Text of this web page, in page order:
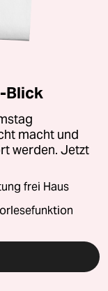
Blick
macht und
werden. Jetzt
frei Haus